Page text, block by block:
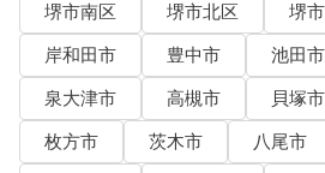
堺市南区
堺市北区
堺
岸和田市
豊中市 池田市
泉大津市
高槻市 貝塚市
枚方市
茨木市 八尾市